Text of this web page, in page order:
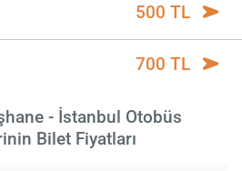
500 TL
700 TL
- İstanbul Otobüs
Bilet Fiyatları